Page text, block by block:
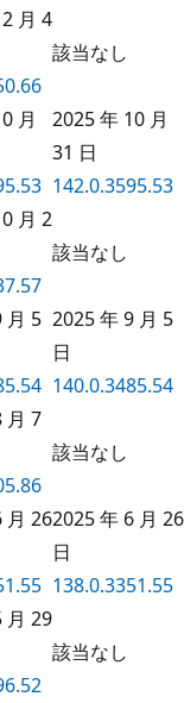
月 4
該当なし
月
2025 年 10 月
31 日
142.0.3595.53
月 2
該当なし
月 5 2025 年 9 月 5
日
140.0.3485.54
月 7
該当なし
月 262025 年 6 月 26
日
138.0.3351.55
月 29
該当なし